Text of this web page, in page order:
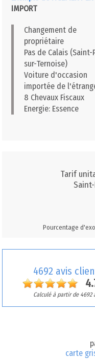
IMPORT
Changement de
propriétaire
Pas de Calais (Saint-
sur-Ternoise)
Voiture d'occasion
importée de
8 Chevaux Fiscaux
Energie: Essence
Tarif
Pourcentage
4692 avis
Calculé à partir de 4692
carte